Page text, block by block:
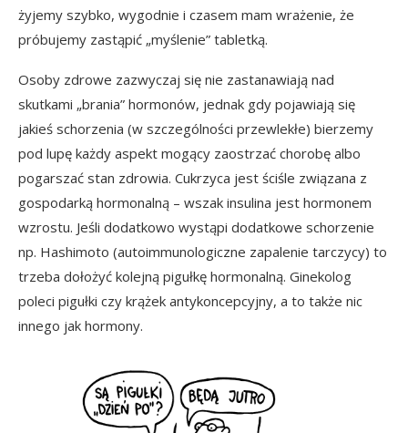
żyjemy szybko, wygodnie i czasem mam wrażenie, że
próbujemy zastąpić „myślenie” tabletką.
Osoby zdrowe zazwyczaj się nie zastanawiają nad
skutkami „brania” hormonów, jednak gdy pojawiają się
jakieś schorzenia (w szczególności przewlekłe) bierzemy
pod lupę każdy aspekt mogący zaostrzać chorobę albo
pogarszać stan zdrowia. Cukrzyca jest ściśle związana z
gospodarką hormonalną – wszak insulina jest hormonem
wzrostu. Jeśli dodatkowo wystąpi dodatkowe schorzenie
np. Hashimoto (autoimmunologiczne zapalenie tarczycy) to
trzeba dołożyć kolejną pigułkę hormonalną. Ginekolog
poleci pigułki czy krążek antykoncepcyjny, a to także nic
innego jak hormony.